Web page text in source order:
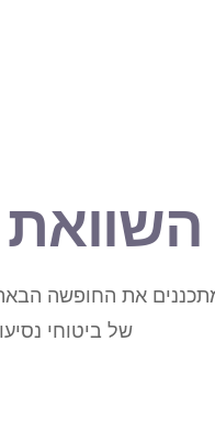
השוואת
את החופשה
של ביטוחי